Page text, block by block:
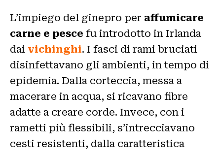
L’impiego del ginepro per affumicare
carne e pesce fu introdotto in Irlanda
dai vichinghi. I fasci di rami bruciati
disinfettavano gli ambienti, in tempo di
epidemia. Dalla corteccia, messa a
macerare in acqua, si ricavano fibre
adatte a creare corde. Invece, con i
rametti più flessibili, s’intrecciavano
cesti resistenti, dalla caratteristica